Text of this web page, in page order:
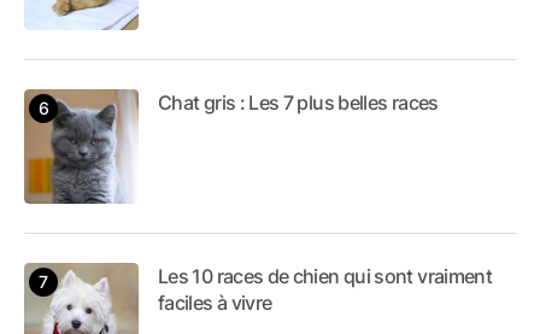
Chat gris : Les 7 plus belles races
Les 10 races de chien qui sont vraiment
faciles à vivre